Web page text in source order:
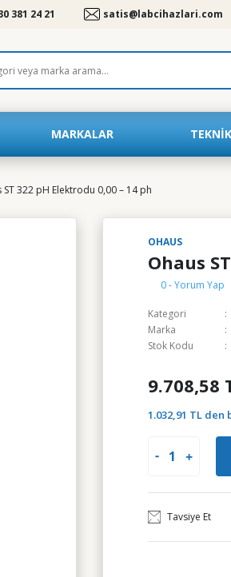
381 24 21 satis@labcihazlari.com
MARKALAR
ST 322 pH Elektrodu 0,00 – 14 ph
OHAUS
Ohaus
0 - Yorum Yap
Kategori
Marka
Stok Kodu
9.708,58
1.032,91 TL
Tavsiye Et